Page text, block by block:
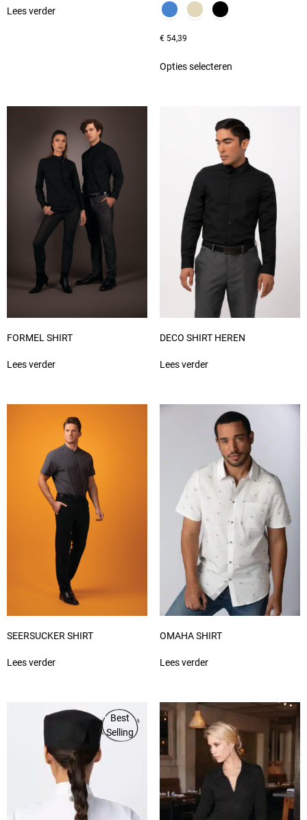
Lees verder
€54,39
Opties selecteren
FORMEL SHIRT
Lees verder
DECO SHIRT HEREN
Lees verder
SEERSUCKER SHIRT
Lees verder
OMAHA SHIRT
Lees verder
Best
Selling